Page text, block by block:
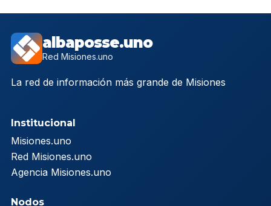
albaposse.uno
Red Misiones.uno
La red de información más grande de Misiones
Institucional
Misiones.uno
Red Misiones.uno
Agencia Misiones.uno
Nodos